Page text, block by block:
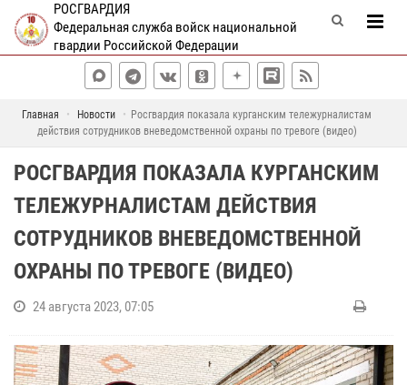
РОСГВАРДИЯ
Федеральная служба войск национальной
гвардии Российской Федерации
Главная Новости
Росгвардия показала курганским тележурналистам
действия сотрудников вневедомственной охраны по тревоге (видео)
РОСГВАРДИЯ ПОКАЗАЛА КУРГАНСКИМ
ТЕЛЕЖУРНАЛИСТАМ ДЕЙСТВИЯ
СОТРУДНИКОВ ВНЕВЕДОМСТВЕННОЙ
ОХРАНЫ ПО ТРЕВОГЕ (ВИДЕО)
24 августа 2023, 07:05